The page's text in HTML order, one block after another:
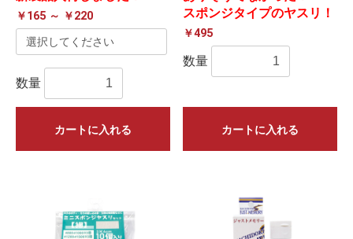
￥165 ～ ￥220
数量
カートに入れる
スポンジタイプのヤスリ！
￥495
数量
カートに入れる